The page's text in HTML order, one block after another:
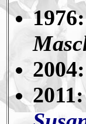
2004: